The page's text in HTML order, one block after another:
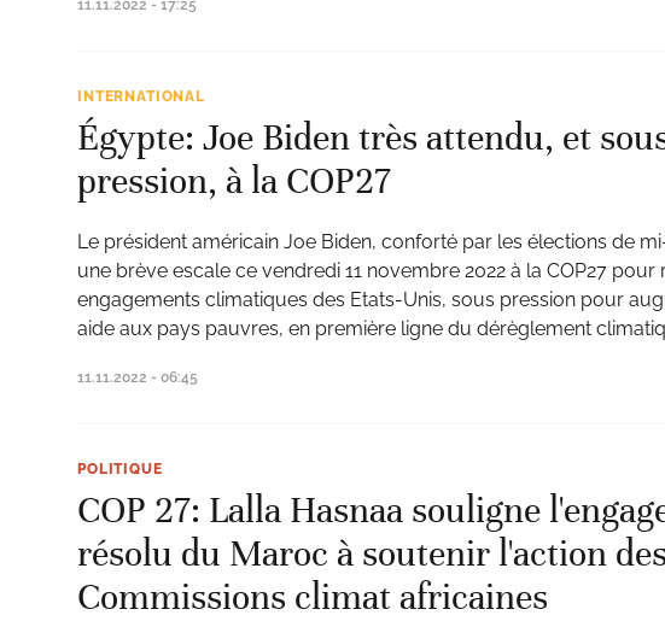
11.11.2022 - 17:25
INTERNATIONAL
Égypte: Joe Biden très attendu, et
pression, à la COP27
Le président américain Joe Biden, conforté par les élections de
une brève escale ce vendredi 11 novembre 2022 à la COP27 pour
engagements climatiques des Etats-Unis, sous pression pour
aide aux pays pauvres, en première ligne du dérèglement
11.11.2022 - 06:45
POLITIQUE
COP 27: Lalla Hasnaa souligne
résolu du Maroc à soutenir l'action
Commissions climat africaines